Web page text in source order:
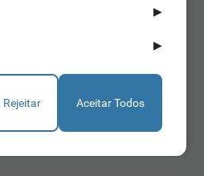
sentidos
▶
▶
Rejeitar Aceitar Todos